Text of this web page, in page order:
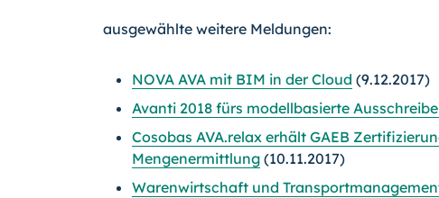
ausgewählte weitere Meldungen:
NOVA AVA mit BIM in der Cloud (9.12.2017)
Avanti 2018 fürs modellbasierte
Cosobas AVA.relax erhält GAEB
Mengenermittlung (10.11.2017)
Warenwirtschaft und